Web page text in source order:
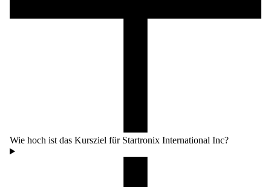
Wie hoch ist das Kursziel für Startronix International Inc?